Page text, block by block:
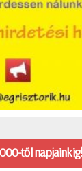
től napjainkig!